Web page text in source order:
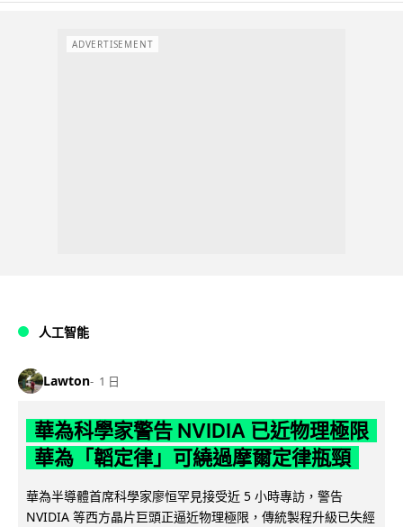
ADVERTISEMENT
人工智能
Lawton 1 日
華為科學家警告 NVIDIA 已近物理極限
華為「韜定律」可繞過摩爾定律瓶頸
華為半導體首席科學家廖恒罕見接受近 5 小時專訪，警告
NVIDIA 等西方晶片巨頭正逼近物理極限，傳統製程升級已失經